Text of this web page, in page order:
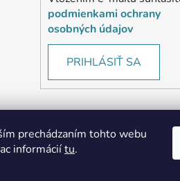
prechádzaním tohto webu
informáciítu.
podmienkami ochrany
osobných údajov
PRIHLÁSIŤ SA
Shoptet.sk